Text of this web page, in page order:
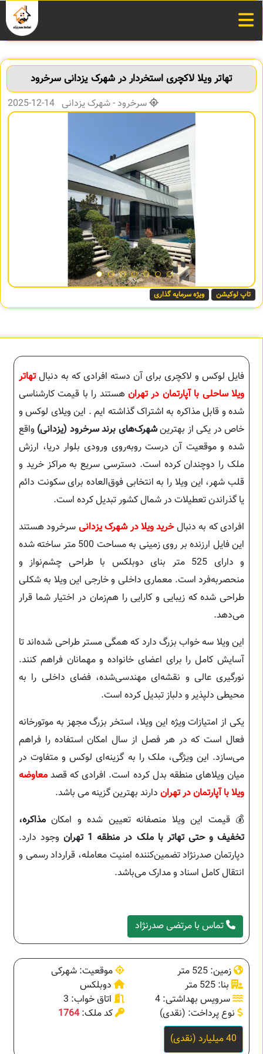
تهاتر ویلا لاکچری استخردار در شهرک یزدانی سرخرود
سرخرود - شهرک یزدانی 14-12-2025
تاپ لوکیشن ویژه سرمایه گذاری
فایل لوکس و لاکچری برای آن دسته افرادی که به دنبالتهاتر
ویلا ساحلی با آپارتمان در تهران هستند را با قیمت کارشناسی
شده و قابل مذاکره به اشتراک گذاشته ایم . این ویلای لوکس و
خاص در یکی از بهترینشهرک‌های برند سرخرود (یزدانی) واقع
شده و موقعیت آن درست روبه‌روی ورودی بلوار دریا، ارزش
ملک را دوچندان کرده است. دسترسی سریع به مراکز خرید و
قلب شهر، این ویلا را به انتخابی فوق‌العاده برای سکونت دائم
یا گذراندن تعطیلات در شمال کشور تبدیل کرده است.
افرادی که به دنبالخرید ویلا در شهرک یزدانی سرخرود هستند
این فایل ارزنده بر روی زمینی به مساحت 500 متر ساخته شده
و دارای 525 متر بنای دوبلکس با طراحی چشم‌نواز و
منحصربه‌فرد است. معماری داخلی و خارجی این ویلا به شکلی
طراحی شده که زیبایی و کارایی را هم‌زمان در اختیار شما قرار
می‌دهد.
این ویلا سه خواب بزرگ دارد که همگی مستر طراحی شده‌اند تا
آسایش کامل را برای اعضای خانواده و مهمانان فراهم کنند.
نورگیری عالی و نقشه‌ای مهندسی‌شده، فضای داخلی را به
محیطی دلپذیر و دلباز تبدیل کرده است.
یکی از امتیازات ویژه این ویلا، استخر بزرگ مجهز به موتورخانه
فعال است که در هر فصل از سال امکان استفاده را فراهم
می‌سازد. این ویژگی، ملک را به گزینه‌ای لوکس و متفاوت در
میان ویلاهای منطقه بدل کرده است. افرادی که قصد معاوضه
ویلا با آپارتمان در تهران دارند بهترین گزینه می باشد.
💰 قیمت این ویلا منصفانه تعیین شده و امکان مذاکره،
تخفیف و حتی تهاتر با ملک در منطقه 1 تهران
وجود دارد.
دپارتمان صدرنژاد تضمین‌کننده امنیت معامله، قرارداد رسمی و
انتقال کامل اسناد و مدارک می‌باشد.
تماس با مرتضی صدرنژاد
زمین: 525 متر
موقعیت: شهرکی
بنا: 525 متر
دوبلکس
سرویس بهداشتی: 4
اتاق خواب: 3
نوع پرداخت: (نقدی)
کد ملک:1764
40 میلیارد (نقدی)